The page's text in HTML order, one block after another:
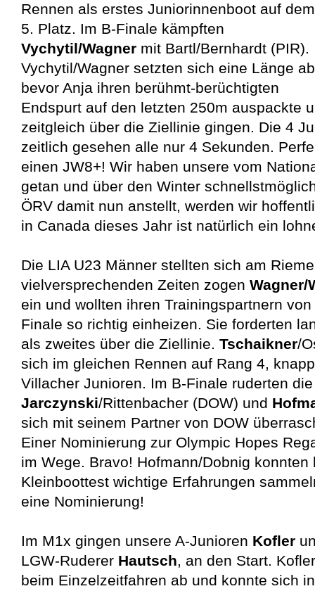
Rennen als erstes Juniorinnenboot auf dem
5. Platz. Im B-Finale kämpften
Vychytil/Wagnermit Bartl/Bernhardt (PIR).
Vychytil/Wagner setzten sich eine Länge
bevor Anja ihren berühmt-berüchtigten
Endspurt auf den letzten 250m auspackte
zeitgleich über die Ziellinie gingen. Die 4
zeitlich gesehen alle nur 4 Sekunden.
einen JW8+! Wir haben unsere vom
getan und über den Winter
ÖRV damit nun anstellt, werden wir
in Canada dieses Jahr ist natürlich ein
Die LIA U23 Männer stellten sich am
vielversprechenden Zeiten zogen Wagner/
ein und wollten ihren Trainingspartnern
Finale so richtig einheizen. Sie forderten
als zweites über die Ziellinie. Tschaikner/
sich im gleichen Rennen auf Rang 4,
Villacher Junioren. Im B-Finale ruderten
Jarczynski/Rittenbacher (DOW) und
sich mit seinem Partner von DOW
Einer Nominierung zur Olympic Hopes
im Wege. Bravo! Hofmann/Dobnig konnten
Kleinboottest wichtige Erfahrungen
eine Nominierung!
Im M1x gingen unsere A-Junioren Kofler
LGW-Ruderer Hautsch, an den Start.
beim Einzelzeitfahren ab und konnte sich